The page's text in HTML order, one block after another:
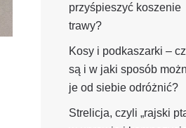
przyśpieszyć koszenie
trawy?
Kosy i podkaszarki –
są i w jaki sposób
je od siebie odróżnić?
Strelicja, czyli „rajski